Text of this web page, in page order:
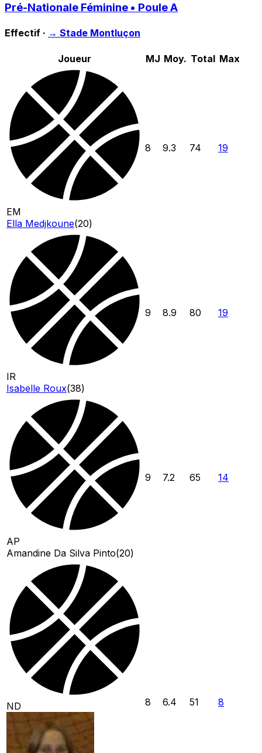
Pré-Nationale Féminine • Poule A
Effectif · → Stade Montluçon
Joueur MJ Moy. Total Max
EM
Ella Medjkoune(20)
8 9.3 74 19
IR
Isabelle Roux(38)
9 8.9 80 19
AP
Amandine Da Silva Pinto(20)
9 7.2 65 14
ND 8 6.4 51 8